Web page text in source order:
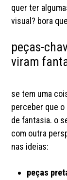
quer ter
visual? bora
peças-
viram
se tem uma
perceber que
de fantasia. o
com outra
nas ideias:
peças